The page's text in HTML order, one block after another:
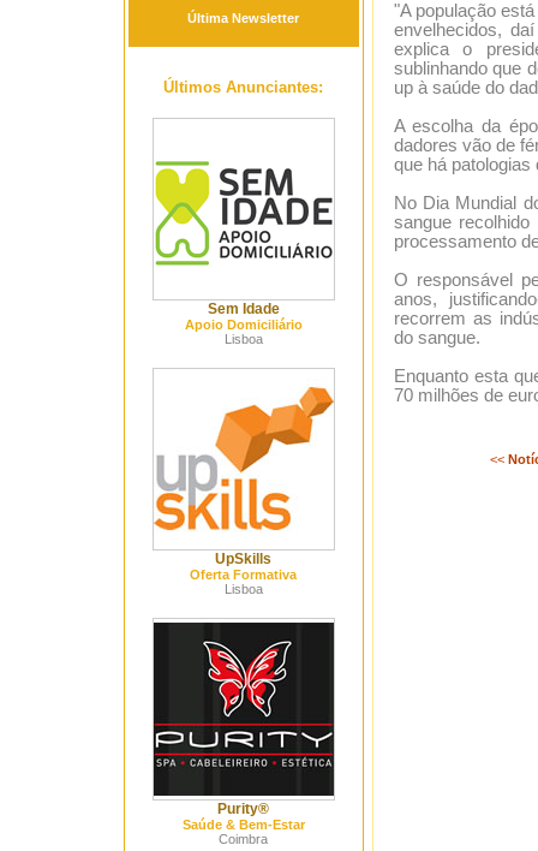
Última Newsletter
Últimos Anunciantes:
Sem Idade
Apoio Domiciliário
Lisboa
UpSkills
Oferta Formativa
Lisboa
Purity®
Saúde & Bem-Estar
Coimbra
"A população
envelhecidos,
explica o
sublinhando que
up à saúde do
A escolha da
dadores vão de
que há patologias
No Dia Mundial
sangue
processamento
O responsável
anos,
recorrem as
do sangue.
Enquanto esta
70 milhões de
<<